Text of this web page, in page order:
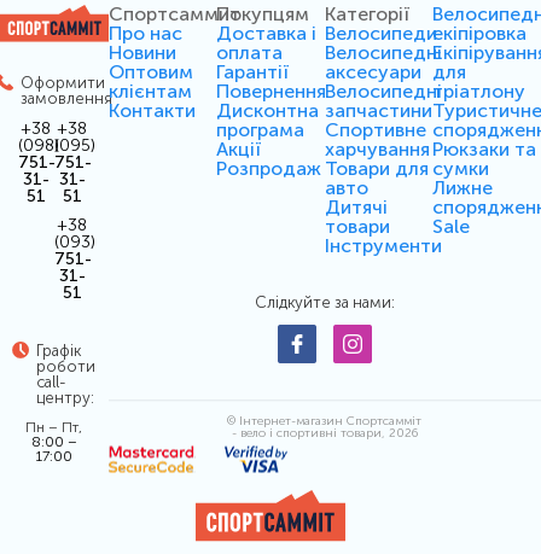
Оформити
замовлення
+38
(098)
751-
31-
51
+38
(095)
751-
31-
51
+38
(093)
751-
31-
51
Графік
роботи
call-
центру:
Пн – Пт,
8:00 –
17:00
Спортсаммит
Про нас
Новини
Оптовим
клієнтам
Контакти
Покупцям
Доставка і
оплата
Гарантії
Повернення
Дисконтна
програма
Акції
Розпродаж
Категорії
Велосипеди
Велосипедні
аксесуари
Велосипедні
запчастини
Спортивне
харчування
Товари для
авто
Дитячі
товари
Інструменти
екіпіровка
для
тріатлону
Рюкзаки та
сумки
Лижне
Sale
Слідкуйте за нами:
© Інтернет-магазин Спортсамміт
- вело і спортивні товари, 2026